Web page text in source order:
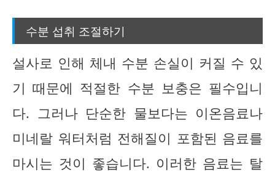
수분 섭취 조절하기
설사로 인해 체내 수분 손실이 커질 수 있
기 때문에 적절한 수분 보충은 필수입니
다. 그러나 단순한 물보다는 이온음료나
미네랄 워터처럼 전해질이 포함된 음료를
마시는 것이 좋습니다. 이러한 음료는 탈